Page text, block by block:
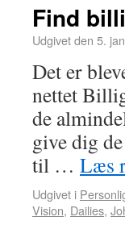
Find
Udgivet den 5.
Det er
nettet
de
give dig
til … Læs
Udgivet i
Vision, Dailies,